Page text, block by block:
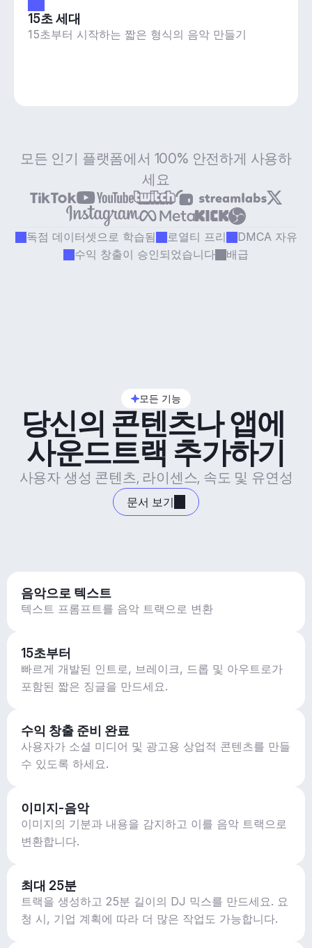
15초 세대
15초부터 시작하는 짧은 형식의 음악 만들기
모든 인기 플랫폼에서 100% 안전하게 사용하
세요
독점 데이터셋으로 학습됨 로열티 프리
DMCA 자유
수익 창출이 승인되었습니다
배급
모든 기능
당신의 콘텐츠나 앱에
사운드트랙 추가하기
사용자 생성 콘텐츠, 라이센스, 속도 및 유연성
문서 보기
음악으로 텍스트
텍스트 프롬프트를 음악 트랙으로 변환
15초부터
빠르게 개발된 인트로, 브레이크, 드롭 및 아우트로가
포함된 짧은 징글을 만드세요.
수익 창출 준비 완료
사용자가 소셜 미디어 및 광고용 상업적 콘텐츠를 만들
수 있도록 하세요.
이미지-음악
이미지의 기분과 내용을 감지하고 이를 음악 트랙으로
변환합니다.
최대 25분
트랙을 생성하고 25분 길이의 DJ 믹스를 만드세요. 요
청 시, 기업 계획에 따라 더 많은 작업도 가능합니다.